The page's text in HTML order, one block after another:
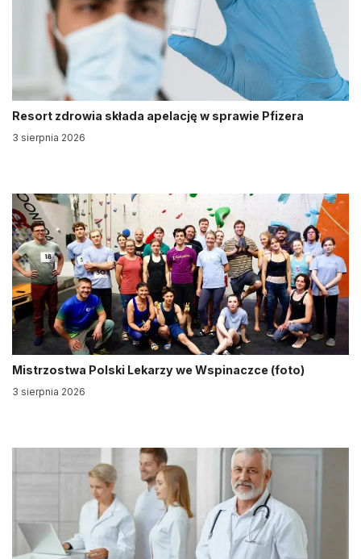
Resort zdrowia składa apelację w sprawie Pfizera
3 sierpnia 2026
Mistrzostwa Polski Lekarzy we Wspinaczce (foto)
3 sierpnia 2026